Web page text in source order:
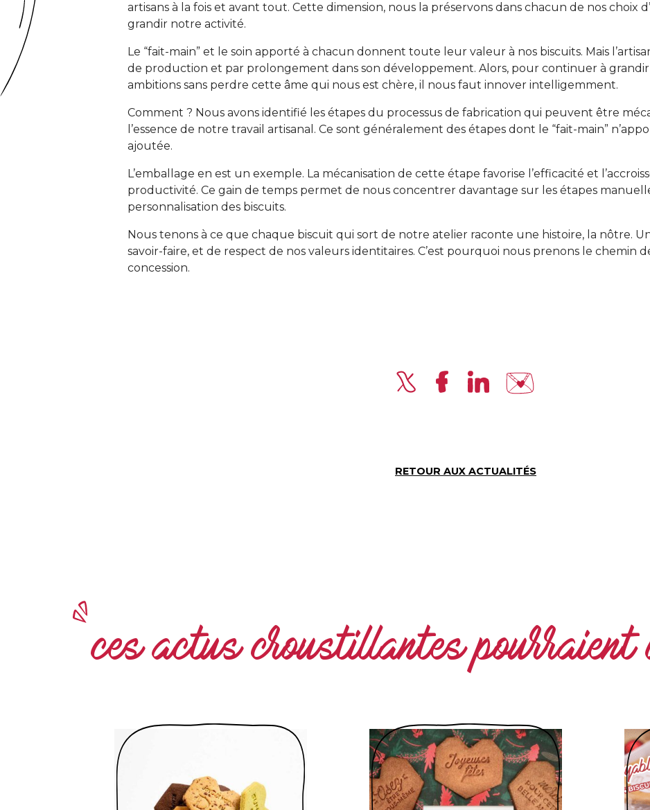
artisans à la fois et avant tout. Cette dimension, nous la préservons dans chacun de nos choix
grandir notre activité.
Le “fait-main” et le soin apporté à chacun donnent toute leur valeur à nos biscuits. Mais
de production et par prolongement dans son développement. Alors, pour continuer à
ambitions sans perdre cette âme qui nous est chère, il nous faut innover intelligemment.
Comment ? Nous avons identifié les étapes du processus de fabrication qui peuvent être
l’essence de notre travail artisanal. Ce sont généralement des étapes dont le “fait-main”
ajoutée.
L’emballage en est un exemple. La mécanisation de cette étape favorise l’efficacité et
productivité. Ce gain de temps permet de nous concentrer davantage sur les étapes
personnalisation des biscuits.
Nous tenons à ce que chaque biscuit qui sort de notre atelier raconte une histoire, la nôtre.
savoir-faire, et de respect de nos valeurs identitaires. C’est pourquoi nous prenons le chemin
concession.
RETOUR AUX ACTUALITÉS
ces actus croustillantes